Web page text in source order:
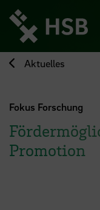
zum
Seiteninhalt
springen
Aktuelles
Fokus Forschung
Promotion